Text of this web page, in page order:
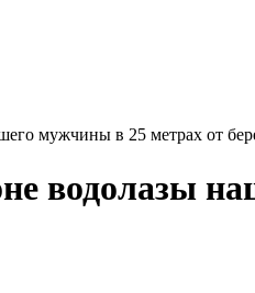
мужчины в 25 метрах от
водолазы